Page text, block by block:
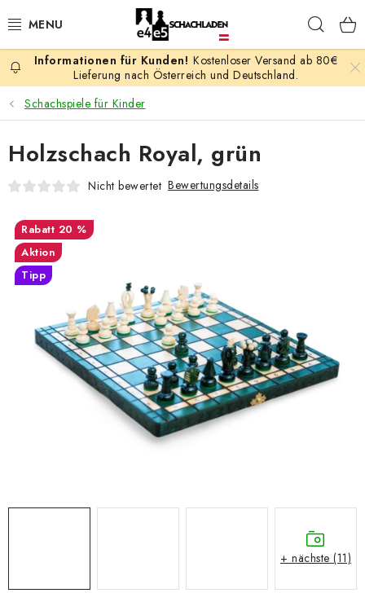
Inhalt
AKTION
SCHACHSPIELE
SCHACHFIGUREN
SCHACHBRETTER
SCHACHUHREN
SCHACHBÜCHER
SCHACH-ANTIQUITÄTENLADEN
SCHACH ONLINE
SCHACH-MERCH
Kostenloser Versand ab 80€
Lieferung nach Österreich und Deutschland.
Schachspiele für Kinder
Holzschach Royal, grün
Nicht bewertet Bewertungsdetails
20 %
Aktion
Tipp
+ nächste (11)